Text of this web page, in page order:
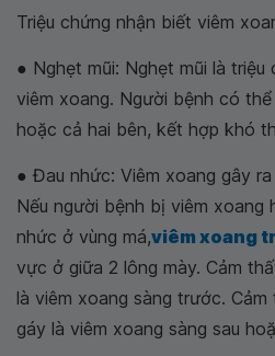
Triệu chứng nhận biết viêm
● Nghẹt mũi: Nghẹt mũi là
viêm xoang. Người bệnh có
hoặc cả hai bên, kết hợp khó
● Đau nhức: Viêm xoang gây
Nếu người bệnh bị viêm xoang
nhức ở vùng má,viêm xoang
vực ở giữa 2 lông mày. Cảm
là viêm xoang sàng trước.
gáy là viêm xoang sàng sau